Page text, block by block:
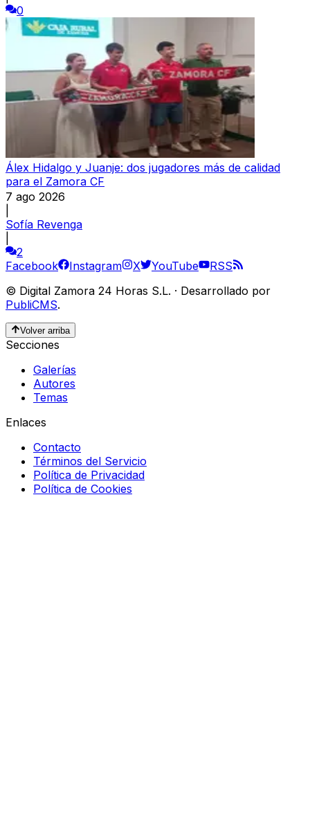
0
Álex Hidalgo y Juanje: dos jugadores más de calidad
para el Zamora CF
7 ago 2026
Sofía Revenga
2
Facebook
Instagram X YouTube
RSS
© Digital Zamora 24 Horas S.L. · Desarrollado por
PubliCMS.
Volver arriba
Secciones
Galerías
Autores
Temas
Enlaces
Contacto
Términos del Servicio
Política de Privacidad
Política de Cookies